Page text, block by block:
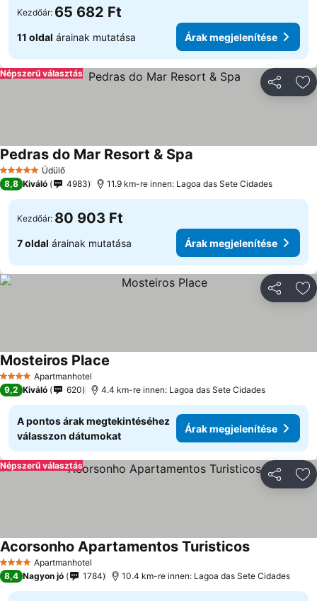
Kezdőár: 65 682 Ft
11 oldal árainak mutatása Árak megjelenítése
Népszerű választás
5 KategóriaÜdülő
Pedras do Mar Resort & Spa
8,8 Kiváló 4983 11.9 km-re innen: Lagoa das Sete Cidades
Kezdőár: 80 903 Ft
7 oldal árainak mutatása Árak megjelenítése
4 KategóriaApartmanhotel
Mosteiros Place
9,2 Kiváló 620 4.4 km-re innen: Lagoa das Sete Cidades
A pontos árak megtekintéséhez
válasszon dátumokat
Árak megjelenítése
Népszerű választás
4 KategóriaApartmanhotel
Acorsonho Apartamentos Turisticos
8,4 Nagyon jó 1784 10.4 km-re innen: Lagoa das Sete Cidades